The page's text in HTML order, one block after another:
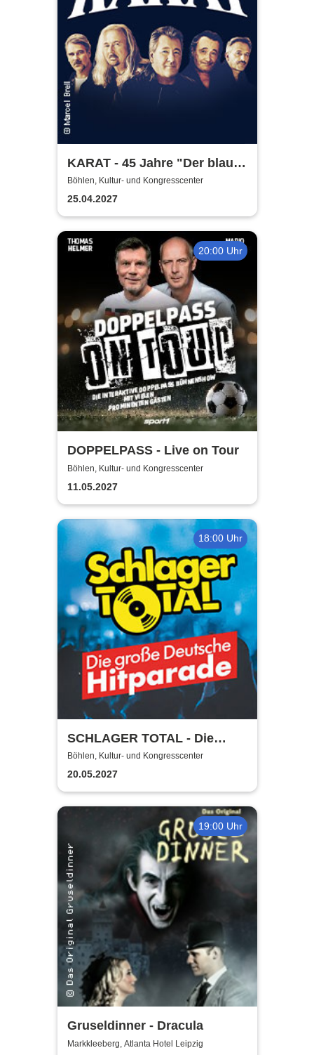
KARAT - 45 Jahre "Der blaue
Planet"
Böhlen, Kultur- und Kongresscenter
25.04.2027
20:00 Uhr
DOPPELPASS - Live on Tour
Böhlen, Kultur- und Kongresscenter
11.05.2027
18:00 Uhr
SCHLAGER TOTAL - Die
große deutsche Hitparade
Böhlen, Kultur- und Kongresscenter
20.05.2027
19:00 Uhr
Gruseldinner - Dracula
Markkleeberg, Atlanta Hotel Leipzig